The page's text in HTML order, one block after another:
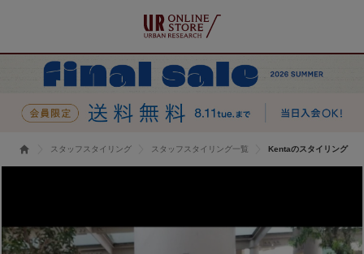
スタッフスタイリング スタッフスタイリング一覧 Kentaのスタイリング